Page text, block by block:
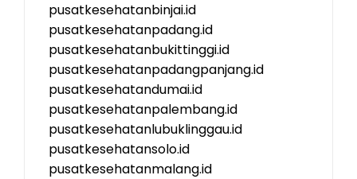
pusatkesehatanbinjai.id
pusatkesehatanpadang.id
pusatkesehatanbukittinggi.id
pusatkesehatanpadangpanjang.id
pusatkesehatandumai.id
pusatkesehatanpalembang.id
pusatkesehatanlubuklinggau.id
pusatkesehatansolo.id
pusatkesehatanmalang.id